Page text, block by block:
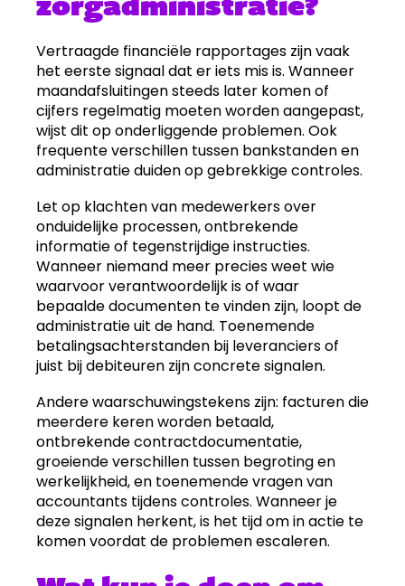
Vertraagde financiële rapportages zijn vaak
het eerste signaal dat er iets mis is. Wanneer
maandafsluitingen steeds later komen of
cijfers regelmatig moeten worden aangepast,
wijst dit op onderliggende problemen. Ook
frequente verschillen tussen bankstanden en
administratie duiden op gebrekkige controles.
Let op klachten van medewerkers over
onduidelijke processen, ontbrekende
informatie of tegenstrijdige instructies.
Wanneer niemand meer precies weet wie
waarvoor verantwoordelijk is of waar
bepaalde documenten te vinden zijn, loopt de
administratie uit de hand. Toenemende
betalingsachterstanden bij leveranciers of
juist bij debiteuren zijn concrete signalen.
Andere waarschuwingstekens zijn: facturen die
meerdere keren worden betaald,
ontbrekende contractdocumentatie,
groeiende verschillen tussen begroting en
werkelijkheid, en toenemende vragen van
accountants tijdens controles. Wanneer je
deze signalen herkent, is het tijd om in actie te
komen voordat de problemen escaleren.